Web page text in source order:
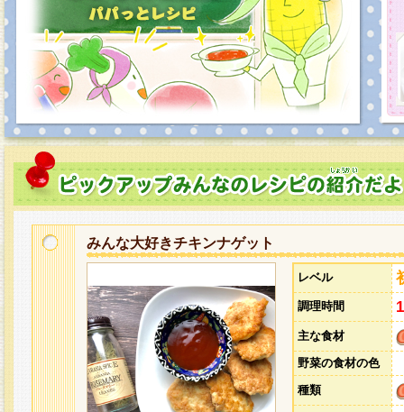
みんな大好きチキンナゲット
レベル
調理時間
主な食材
野菜の食材の色
種類